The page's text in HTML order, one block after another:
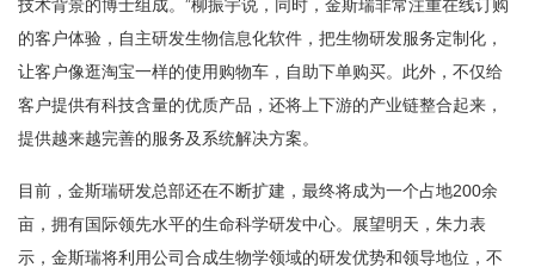
技术背景的博士组成。”柳振宇说，同时，金斯瑞非常注重在线订购
的客户体验，自主研发生物信息化软件，把生物研发服务定制化，
让客户像逛淘宝一样的使用购物车，自助下单购买。此外，不仅给
客户提供有科技含量的优质产品，还将上下游的产业链整合起来，
提供越来越完善的服务及系统解决方案。
目前，金斯瑞研发总部还在不断扩建，最终将成为一个占地200余
亩，拥有国际领先水平的生命科学研发中心。展望明天，朱力表
示，金斯瑞将利用公司合成生物学领域的研发优势和领导地位，不